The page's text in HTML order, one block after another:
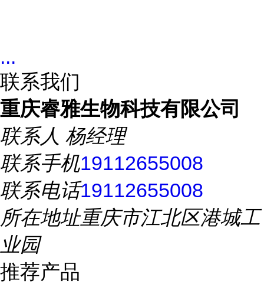
...
联系我们
重庆睿雅生物科技有限公司
联系人 杨经理
联系手机19112655008
联系电话19112655008
所在地址重庆市江北区港城工
业园
推荐产品